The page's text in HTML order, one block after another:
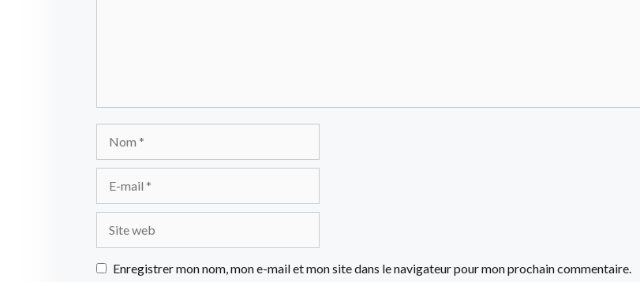
Nom
mail
Site
web
Enregistrer mon nom, mon e-mail et mon site dans le navigateur pour mon prochain commentaire.